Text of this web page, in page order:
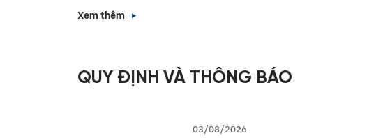
TOEIC hiệu quả
trong nhà trường
Xem thêm
QUY ĐỊNH VÀ THÔNG BÁO
03/08/2026